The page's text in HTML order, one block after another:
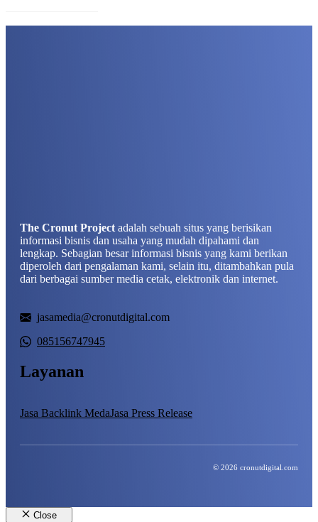
The Cronut Project adalah sebuah situs yang berisikan
informasi bisnis dan usaha yang mudah dipahami dan
lengkap. Sebagian besar informasi bisnis yang kami berikan
diperoleh dari pengalaman kami, selain itu, ditambahkan pula
dari berbagai sumber media cetak, elektronik dan internet.
jasamedia@cronutdigital.com
085156747945
Layanan
Jasa Backlink MedaJasa Press Release
© 2026 cronutdigital.com
Close